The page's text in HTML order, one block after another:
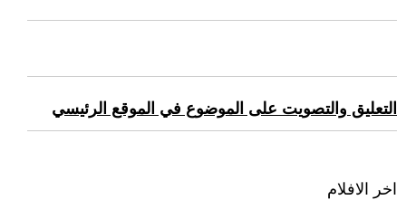
التعليق والتصويت على الموضوع في الموقع الرئيسي
اخر الافلام